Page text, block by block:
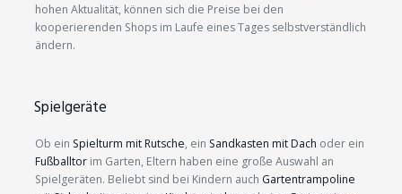
hohen Aktualität, können sich die Preise bei den
kooperierenden Shops im Laufe eines Tages selbstverständlich
ändern.
Spielgeräte
Ob ein Spielturm mit Rutsche, ein Sandkasten mit Dach oder ein
Fußballtor im Garten, Eltern haben eine große Auswahl an
Spielgeräten. Beliebt sind bei Kindern auch Gartentrampoline